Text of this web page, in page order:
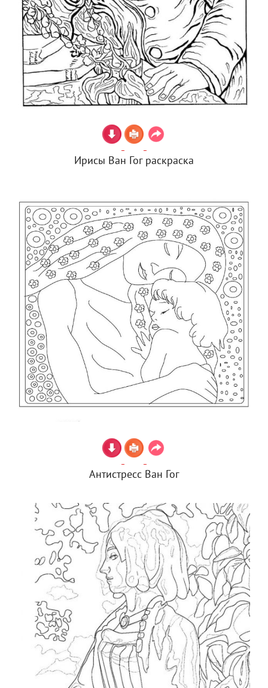
Ирисы Ван Гог раскраска
Антистресс Ван Гог